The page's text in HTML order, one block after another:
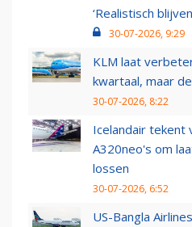
‘Realistisch
30-07-2026, 9:29
KLM laat
kwartaal, maar
30-07-2026, 8:22
Icelandair tekent
A320neo's om
lossen
30-07-2026, 6:52
US-Bangla